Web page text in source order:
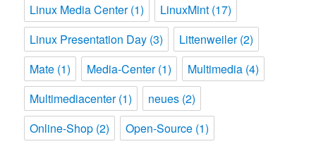
Linux Media Center(1) LinuxMint (17)
Linux Presentation Day (3) Littenweiler(2)
Mate (1) Media-Center(1) Multimedia (4)
Multimediacenter(1) neues (2)
Online-Shop (2) Open-Source (1)